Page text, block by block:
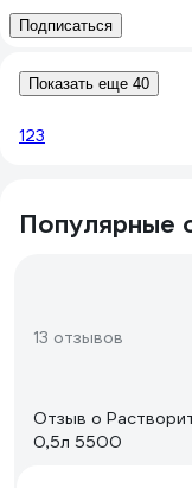
Подписаться
Показать еще 40
123
Популярные
13 отзывов
Отзыв о
0,5л 5500